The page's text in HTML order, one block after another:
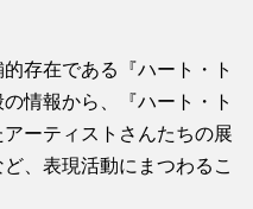
存在である『ハート・ト
情報から、『ハート・ト
ーティストさんたちの展
、表現活動にまつわるこ